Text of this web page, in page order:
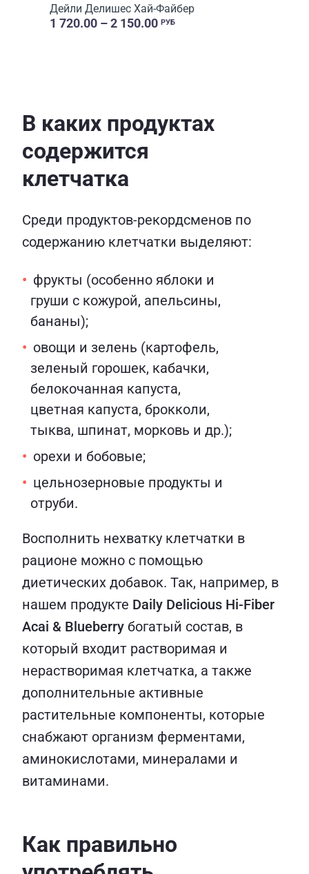
Дейли Делишес Хай-Файбер
1 720.00 – 2 150.00 РУБ
В каких продуктах
содержится
клетчатка
Среди продуктов-рекордсменов по
содержанию клетчатки выделяют:
фрукты (особенно яблоки и
груши с кожурой, апельсины,
бананы);
овощи и зелень (картофель,
зеленый горошек, кабачки,
белокочанная капуста,
цветная капуста, брокколи,
тыква, шпинат, морковь и др.);
орехи и бобовые;
цельнозерновые продукты и
отруби.
Восполнить нехватку клетчатки в
рационе можно с помощью
диетических добавок. Так, например, в
нашем продукте Daily Delicious Hi-Fiber
Acai & Blueberry богатый состав, в
который входит растворимая и
нерастворимая клетчатка, а также
дополнительные активные
растительные компоненты, которые
снабжают организм ферментами,
аминокислотами, минералами и
витаминами.
Как правильно